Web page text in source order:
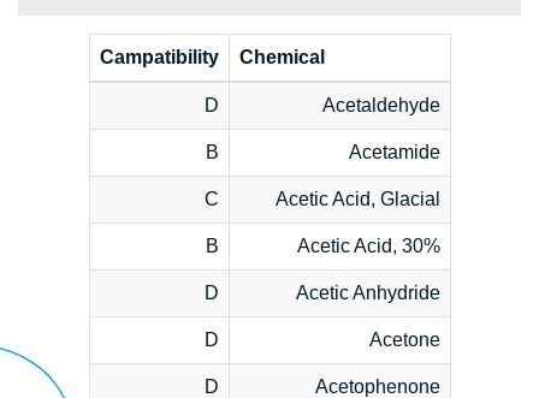
Chemical
Campatibility
Acetaldehyde
D
Acetamide
B
Acetic Acid, Glacial
C
Acetic Acid, 30%
B
Acetic Anhydride
D
Acetone
D
Acetophenone
D